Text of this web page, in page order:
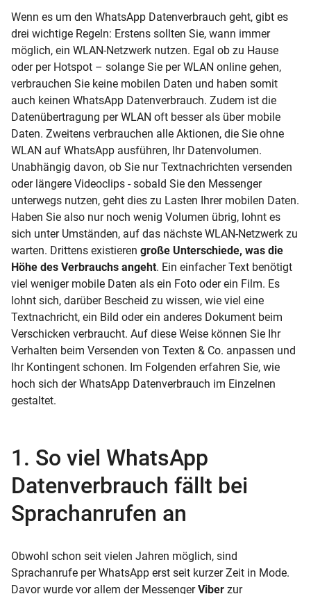
Wenn es um den WhatsApp Datenverbrauch geht, gibt es
drei wichtige Regeln: Erstens sollten Sie, wann immer
möglich, ein WLAN-Netzwerk nutzen. Egal ob zu Hause
oder per Hotspot – solange Sie per WLAN online gehen,
verbrauchen Sie keine mobilen Daten und haben somit
auch keinen WhatsApp Datenverbrauch. Zudem ist die
Datenübertragung per WLAN oft besser als über mobile
Daten. Zweitens verbrauchen alle Aktionen, die Sie ohne
WLAN auf WhatsApp ausführen, Ihr Datenvolumen.
Unabhängig davon, ob Sie nur Textnachrichten versenden
oder längere Videoclips - sobald Sie den Messenger
unterwegs nutzen, geht dies zu Lasten Ihrer mobilen Daten.
Haben Sie also nur noch wenig Volumen übrig, lohnt es
sich unter Umständen, auf das nächste WLAN-Netzwerk zu
warten. Drittens existieren große Unterschiede, was die
Höhe des Verbrauchs angeht. Ein einfacher Text benötigt
viel weniger mobile Daten als ein Foto oder ein Film. Es
lohnt sich, darüber Bescheid zu wissen, wie viel eine
Textnachricht, ein Bild oder ein anderes Dokument beim
Verschicken verbraucht. Auf diese Weise können Sie Ihr
Verhalten beim Versenden von Texten & Co. anpassen und
Ihr Kontingent schonen. Im Folgenden erfahren Sie, wie
hoch sich der WhatsApp Datenverbrauch im Einzelnen
gestaltet.
1. So viel WhatsApp
Datenverbrauch fällt bei
Sprachanrufen an
Obwohl schon seit vielen Jahren möglich, sind
Sprachanrufe per WhatsApp erst seit kurzer Zeit in Mode.
Davor wurde vor allem der Messenger Viber zur